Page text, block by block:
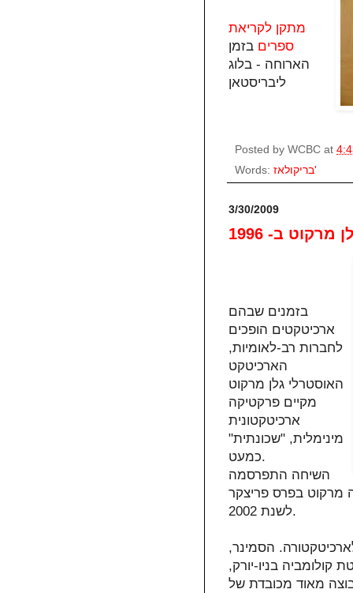
מתקן לקריאת
ספרים בזמן
הארוחה - בלוג
ליבריסטאן
Posted by WCBC at
Words:
בריקולאז'
3/30/2009
ב- 1996
בזמנים שבהם
ארכיטקטים הופכים
לחברות רב-לאומיות,
הארכיטקט
האוסטרלי גלן מרקוט
מקיים פרקטיקה
ארכיטקטונית
מינימלית, "שכונתית"
כמעט.
השיחה התפרסמה
"גלובס" ביוני 1996. מאז, זכה מרקוט בפרס פריצקר
לשנת 2002.
הסמינר,
קולומביה בניו-יורק,
מאוד מכובדת של